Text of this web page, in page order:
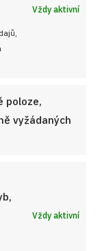
Vždy aktivní
poloze,
vyžádaných
Vždy aktivní